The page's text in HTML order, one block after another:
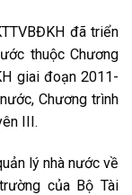
đã triển
thuộc Chương
giai đoạn 2011-
Chương trình
III.
lý nhà nước về
của Bộ Tài